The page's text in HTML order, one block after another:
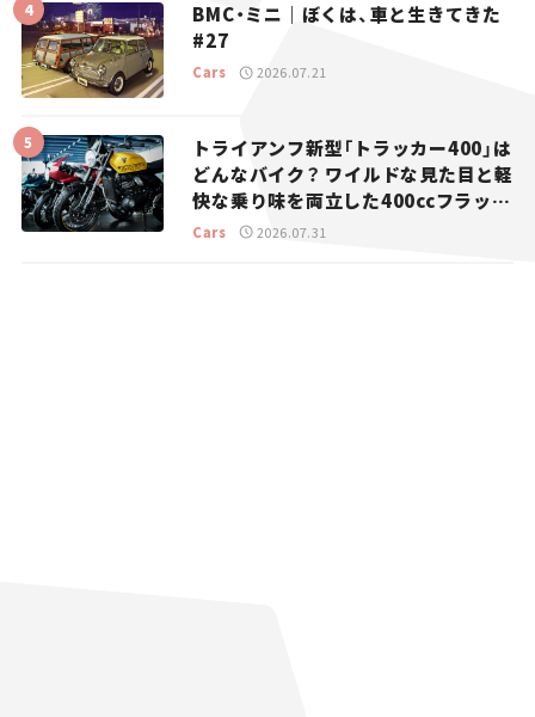
BMC・ミニ｜ぼくは、車と生きてきた
#27
Cars 2026.07.21
トライアンフ新型「トラッカー400」は
どんなバイク？ ワイルドな見た目と軽
快な乗り味を両立した400ccフラット
トラッカー【試乗レビュー】
Cars 2026.07.31